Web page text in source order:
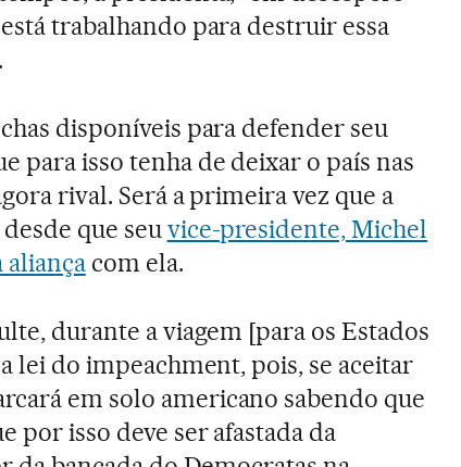
trabalhando para destruir essa
disponíveis para defender seu
para isso tenha de deixar o país nas
rival. Será a primeira vez que a
que seuvice-presidente, Michel
aliançacom ela.
durante a viagem [para os Estados
lei do impeachment, pois, se aceitar
em solo americano sabendo que
por isso deve ser afastada da